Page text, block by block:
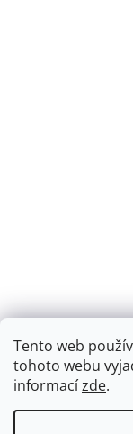
Tento web
tohoto webu
informacízde.